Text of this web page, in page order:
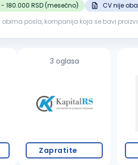
180.000 RSD (mesečno) CV nije
obima posla, kompanija koja se bavi
3 oglasa
Zapratite